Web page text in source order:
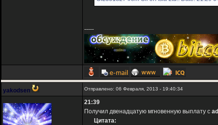
-----
yakodsen Отправлено: 06 Февраля, 2013 - 19:40:34
21:39
Получил двенадцатую мгновенную выплату с
Цитата: